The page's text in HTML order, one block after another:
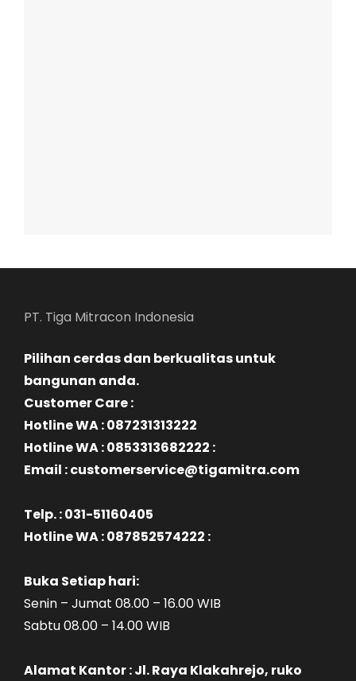
PT. Tiga Mitracon Indonesia
Pilihan cerdas dan berkualitas untuk
bangunan anda.
Customer Care :
Hotline WA : 087231313222
Hotline WA : 0853313682222 :
Email : customerservice@tigamitra.com
Telp. : 031-51160405
Hotline WA : 087852574222 :
Buka Setiap hari:
Senin – Jumat 08.00 – 16.00 WIB
Sabtu 08.00 – 14.00 WIB
Alamat Kantor : Jl. Raya Klakahrejo, ruko